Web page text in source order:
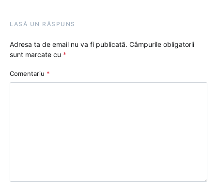
LASĂ UN RĂSPUNS
Adresa ta de email nu va fi publicată. Câmpurile obligatorii
sunt marcate cu *
Comentariu *